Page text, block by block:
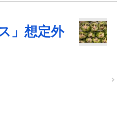
」想定外